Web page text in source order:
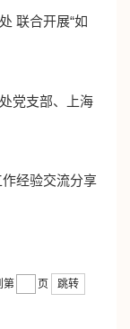
联合开展“如
党支部、上海
经验交流分享
第 页 跳转